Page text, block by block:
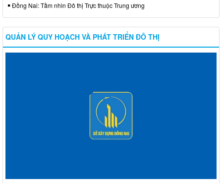
Đồng Nai: Tầm nhìn Đô thị Trực thuộc Trung ương
QUẢN LÝ QUY HOẠCH VÀ PHÁT TRIỂN ĐÔ THỊ